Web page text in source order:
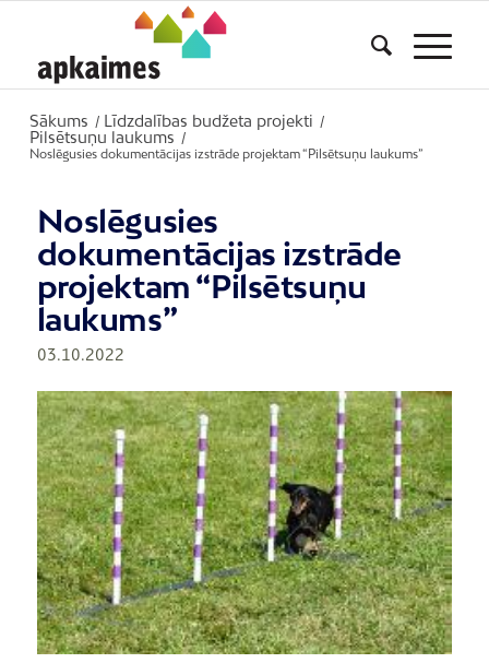
Sākums / Līdzdalības budžeta projekti /
Pilsētsuņu laukums
/
Noslēgusies dokumentācijas izstrāde projektam “Pilsētsuņu laukums”
Noslēgusies
dokumentācijas izstrāde
projektam “Pilsētsuņu
laukums”
03.10.2022